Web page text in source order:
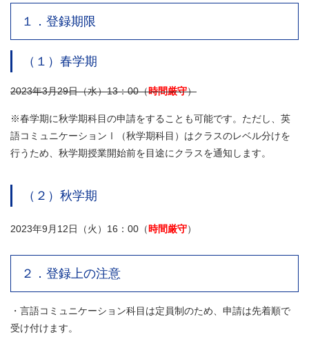
１．登録期限
（１）春学期
2023年3月29日（水）13：00（時間厳守）
※春学期に秋学期科目の申請をすることも可能です。ただし、英
語コミュニケーションⅠ（秋学期科目）はクラスのレベル分けを
行うため、秋学期授業開始前を目途にクラスを通知します。
（２）秋学期
2023年9月12日（火）16：00（時間厳守）
２．登録上の注意
・言語コミュニケーション科目は定員制のため、申請は先着順で
受け付けます。